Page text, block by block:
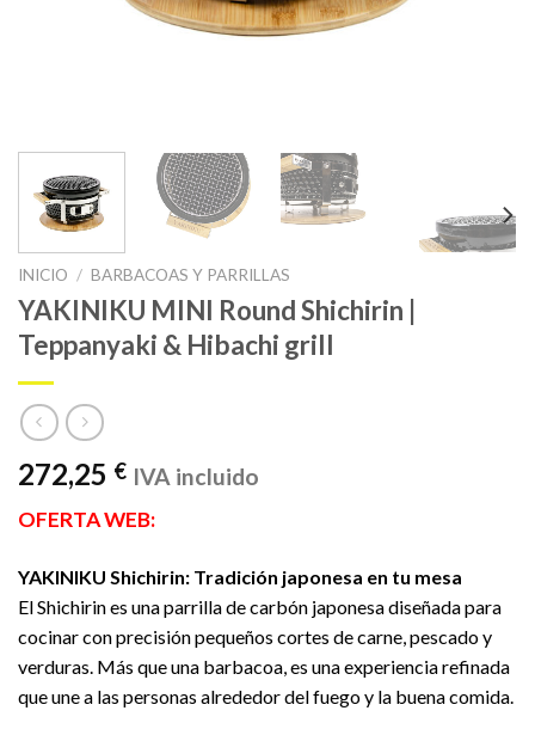
INICIO / BARBACOAS Y PARRILLAS
YAKINIKU MINI Round Shichirin |
Teppanyaki & Hibachi grill
272,25 € IVA incluido
OFERTA WEB:
YAKINIKU Shichirin: Tradición japonesa en tu mesa
El Shichirin es una parrilla de carbón japonesa diseñada para
cocinar con precisión pequeños cortes de carne, pescado y
verduras. Más que una barbacoa, es una experiencia refinada
que une a las personas alrededor del fuego y la buena comida.